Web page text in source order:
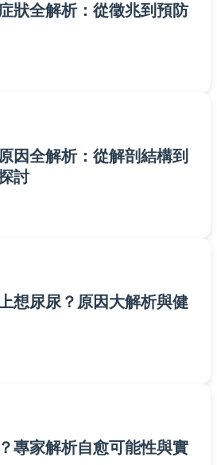
狀全解析：從徵兆到預防
因全解析：從解剖結構到
討
想尿尿？原因大解析與健
專家解析自愈可能性與實